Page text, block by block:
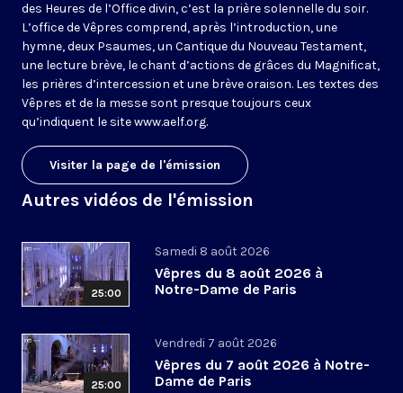
des Heures de l’Office divin, c’est la prière solennelle du soir.
L’office de Vêpres comprend, après l’introduction, une
hymne, deux Psaumes, un Cantique du Nouveau Testament,
une lecture brève, le chant d’actions de grâces du Magnificat,
les prières d’intercession et une brève oraison. Les textes des
Vêpres et de la messe sont presque toujours ceux
qu’indiquent le sitewww.aelf.org.
Visiter la page de l'émission
Autres vidéos de l'émission
25:00
Samedi 8 août 2026
Vêpres du 8 août 2026 à
Notre-Dame de Paris
25:00
Vendredi 7 août 2026
Vêpres du 7 août 2026 à Notre-
Dame de Paris